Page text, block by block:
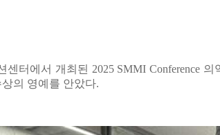
센터에서 개최된 2025 SMMI Conference
의 영예를 안았다.